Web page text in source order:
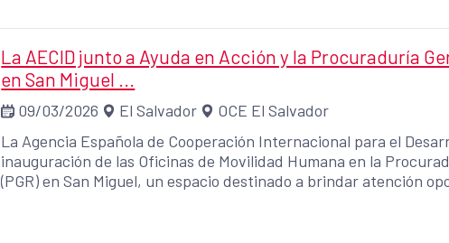
Romero, Andrés Miranda y los diputados suplentes Roger Ramos
La AECID junto a Ayuda en Acción y la Procuraduría
en San Miguel ...
09/03/2026 El Salvador
OCE El Salvador
La Agencia Española de Cooperación Internacional para el
inauguración de las Oficinas de Movilidad Humana en la
(PGR) en San Miguel, un espacio destinado a brindar atención